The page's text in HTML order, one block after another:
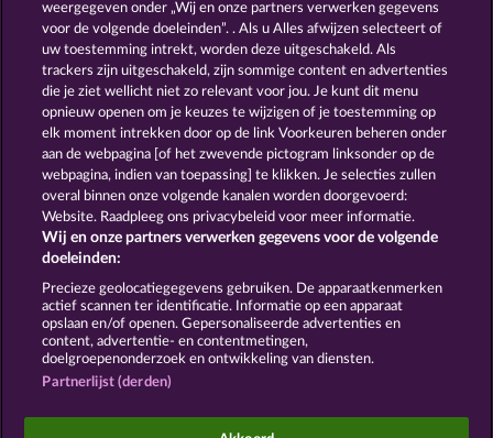
7 SUPERNOVA FRUITS FRUITS & WILDS 2
Algemene voorwaarden Privacyverklaring
Colofon Bedrijf FAQ Facebook
Terugbetalingsverzoek indienen
Sociale casino games zijn enkel bedoeld voor
weergegeven onder „Wij en onze partners verwerken gegevens
voor de volgende doeleinden”. . Als u Alles afwijzen selecteert of
uw toestemming intrekt, worden deze uitgeschakeld. Als
trackers zijn uitgeschakeld, zijn sommige content en advertenties
die je ziet wellicht niet zo relevant voor jou. Je kunt dit menu
opnieuw openen om je keuzes te wijzigen of je toestemming op
elk moment intrekken door op de link Voorkeuren beheren onder
aan de webpagina [of het zwevende pictogram linksonder op de
webpagina, indien van toepassing] te klikken. Je selecties zullen
overal binnen onze volgende kanalen worden doorgevoerd:
Website. Raadpleeg ons privacybeleid voor meer informatie.
Wij en onze partners verwerken gegevens voor de volgende
doeleinden:
Precieze geolocatiegegevens gebruiken. De apparaatkenmerken
actief scannen ter identificatie. Informatie op een apparaat
opslaan en/of openen. Gepersonaliseerde advertenties en
content, advertentie- en contentmetingen,
doelgroepenonderzoek en ontwikkeling van diensten.
Partnerlijst (derden)